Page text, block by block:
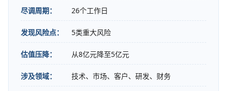
尽调周期： 26个工作日
发现风险点： 5类重大风险
估值压降： 从8亿元降至5亿元
涉及领域： 技术、市场、客户、研发、财务